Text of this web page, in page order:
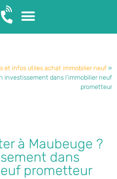
et infos utiles achat immobilier neuf »
investissement dans l’immobilier neuf
prometteur
à Maubeuge ?
dans
prometteur